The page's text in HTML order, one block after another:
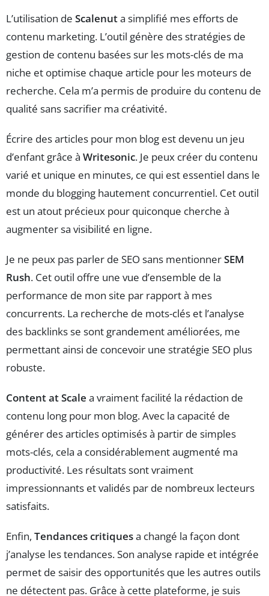
L’utilisation de Scalenuta simplifié mes efforts de
contenu marketing. L’outil génère des stratégies de
gestion de contenu basées sur les mots-clés de ma
niche et optimise chaque article pour les moteurs de
recherche. Cela m’a permis de produire du contenu de
qualité sans sacrifier ma créativité.
Écrire des articles pour mon blog est devenu un jeu
d’enfant grâce à Writesonic. Je peux créer du contenu
varié et unique en minutes, ce qui est essentiel dans le
monde du blogging hautement concurrentiel. Cet outil
est un atout précieux pour quiconque cherche à
augmenter sa visibilité en ligne.
Je ne peux pas parler de SEO sans mentionnerSEM
Rush. Cet outil offre une vue d’ensemble de la
performance de mon site par rapport à mes
concurrents. La recherche de mots-clés et l’analyse
des backlinks se sont grandement améliorées, me
permettant ainsi de concevoir une stratégie SEO plus
robuste.
Content at Scale a vraiment facilité la rédaction de
contenu long pour mon blog. Avec la capacité de
générer des articles optimisés à partir de simples
mots-clés, cela a considérablement augmenté ma
productivité. Les résultats sont vraiment
impressionnants et validés par de nombreux lecteurs
satisfaits.
Enfin, Tendances critiquesa changé la façon dont
j’analyse les tendances. Son analyse rapide et intégrée
permet de saisir des opportunités que les autres outils
ne détectent pas. Grâce à cette plateforme, je suis